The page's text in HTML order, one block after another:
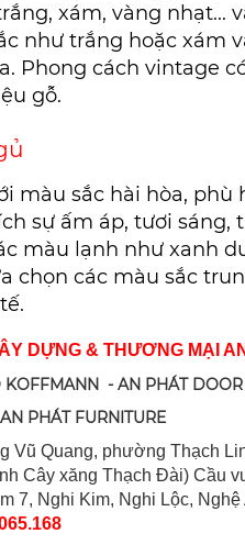
xám, vàng nhạt...
như trắng hoặc
Phong cách vintage
gỗ.
màu sắc hài hòa,
sự ấm áp, tươi
màu lạnh như xanh
chọn các màu sắc
DỰNG & THƯƠNG MẠI
KOFFMANN - AN PHÁT
PHÁT FURNITURE
Vũ Quang, phường Thạch
Cây xăng Thạch Đài) Cầu
7, Nghi Kim, Nghi Lộc, Nghệ